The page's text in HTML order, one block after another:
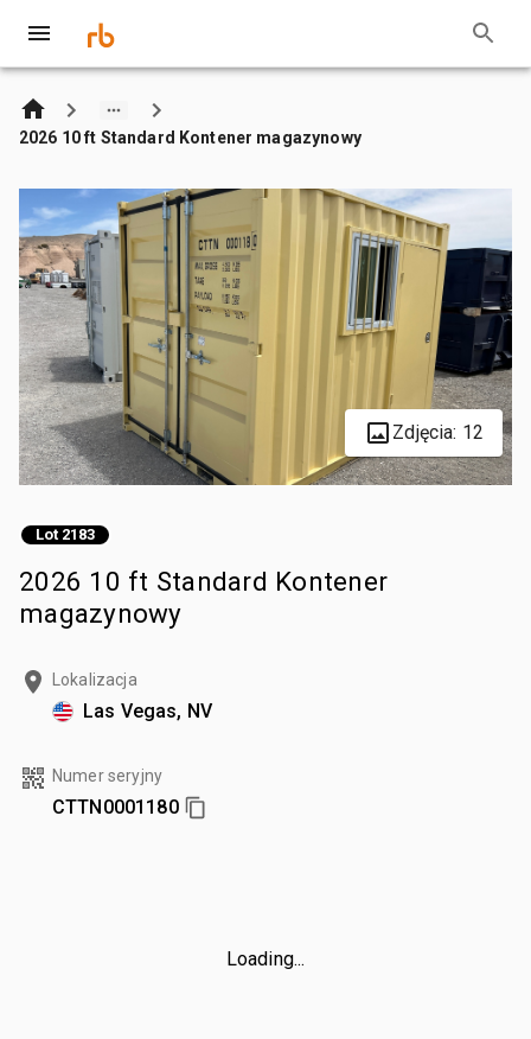
2026 10 ft Standard Kontener magazynowy
Zdjęcia: 12
Lot 2183
2026 10 ft Standard Kontener
magazynowy
Lokalizacja
Las Vegas, NV
Numer seryjny
CTTN0001180
Loading...